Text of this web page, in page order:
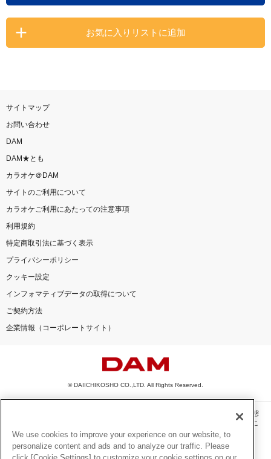
お気に入りリストに追加
サイトマップ
お問い合わせ
DAM
DAM★とも
カラオケ＠DAM
サイトのご利用について
カラオケご利用にあたっての注意事項
利用規約
特定商取引法に基づく表示
プライバシーポリシー
クッキー設定
インフォマティブデータの取得について
ご契約方法
企業情報（コーポレートサイト）
© DAIICHIKOSHO CO.,LTD. All Rights Reserved.
このサイトに掲載されている一切の文章・画像・写真・動画・音声等を、手段や形態
を問わず、著作権法の定める範囲を超えて無断で複製、転載、ファイル化などするこ
とを禁じます。
楽曲及びコンテンツは、機種によりご利用いただけない場合があります。
We use cookies to improve your experience on our website, to
personalize content and ads and to analyze our traffic. Please